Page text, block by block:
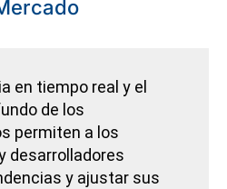
en tiempo real y el
de los
permiten a los
desarrolladores
y ajustar sus